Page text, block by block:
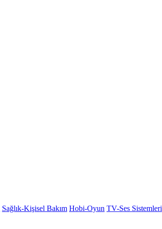
Sağlık-Kişisel Bakım Hobi-Oyun TV-Ses Sistemleri